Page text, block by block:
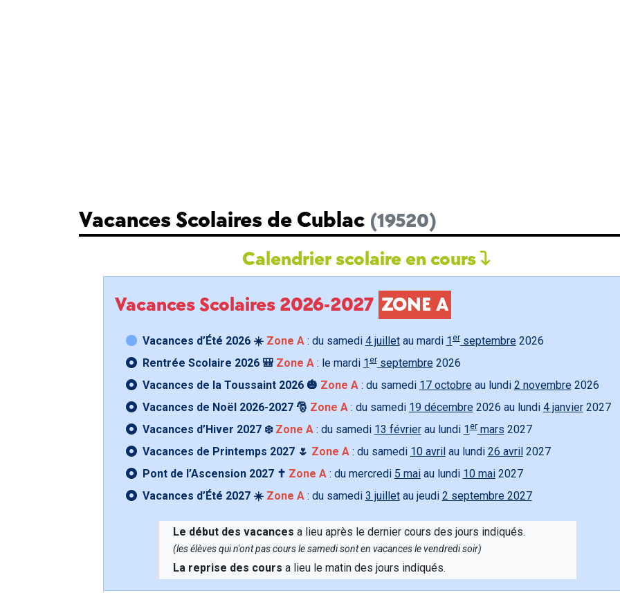
Vacances Scolaires de Cublac (19520)
Calendrier scolaire en cours
Vacances Scolaires 2026-2027 ZONE A
Vacances d’Été 2026 ☀️ Zone A: du samedi 4 juilletau mardi 1 erseptembre 2026
Rentrée Scolaire 2026 🎒 Zone A: le mardi 1erseptembre 2026
Vacances de la Toussaint 2026 🎃 Zone A: du samedi 17 octobre au lundi 2 novembre 2026
Vacances de Noël 2026-2027 🎅 Zone A: du samedi 19 décembre 2026 au lundi 4 janvier2027
Vacances d’Hiver 2027 ❄️ Zone A: du samedi 13 févrierau lundi 1ermars 2027
Vacances de Printemps 2027 🌷 Zone A: du samedi 10 avril au lundi 26 avril 2027
Pont de l’Ascension 2027 ✝️ Zone A: du mercredi 5 maiau lundi 10 mai2027
Vacances d’Été 2027 ☀️ Zone A: du samedi 3 juilletau jeudi 2 septembre 2027
Le début des vacances a lieu après le dernier cours des jours indiqués.
(les élèves qui n'ont pas cours le samedi sont en vacances le vendredi soir)
La reprise des cours a lieu le matin des jours indiqués.